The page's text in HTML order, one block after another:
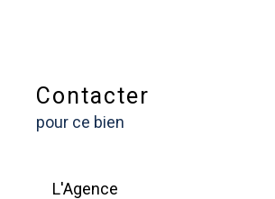
Contacter
pour ce bien
L'Agence